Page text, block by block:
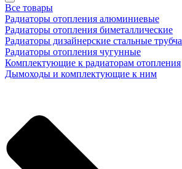
Все товары
Радиаторы отопления алюминиевые
Радиаторы отопления биметаллические
Радиаторы дизайнерские стальные
Радиаторы отопления чугунные
Комплектующие к радиаторам отопления
Дымоходы и комплектующие к ним